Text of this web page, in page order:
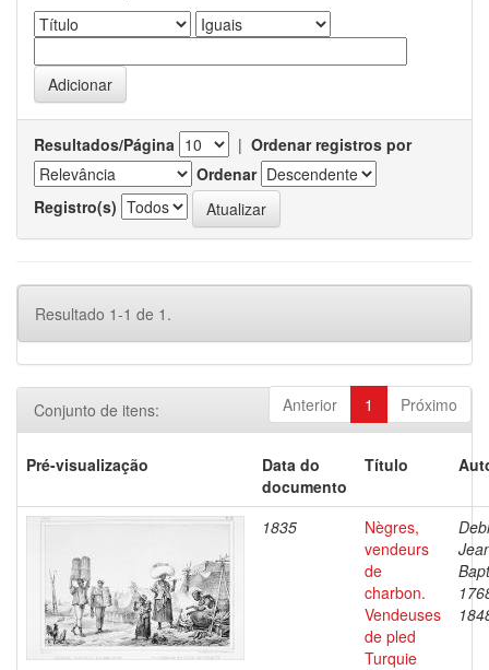
Resultados/Página | Ordenar registros por
Ordenar
Registro(s)
Resultado 1-1 de 1.
Anterior 1 Próximo
Conjunto de itens:
Pré-visualização
Data do
documento
Título
1835
Nègres,
vendeurs
de
charbon.
Vendeuses
de pled
Turquie